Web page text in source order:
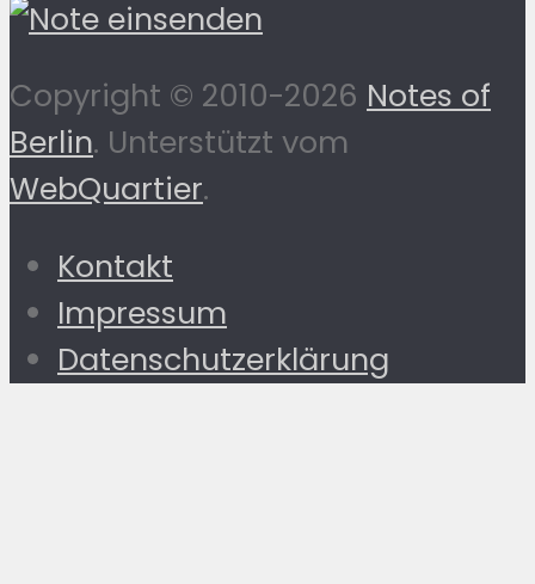
Copyright © 2010-2026 Notes of
Berlin. Unterstützt vom
WebQuartier.
Kontakt
Impressum
Datenschutzerklärung